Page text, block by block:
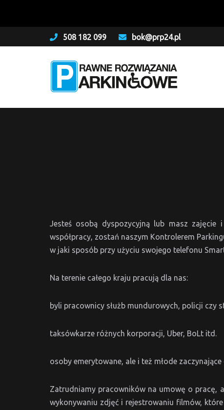
508 182 099 bok@prp24.pl
Jesteś osobą dyspozycyjną lub masz
współpracy, zostań naszym Kontrolerem
w jaki sposób przy użyciu swojego telefonu
Na terenie całego kraju pracują dla nas:
byli pracownicy służb mundurowych, policji czy
taksówkarze różnych korporacji, Uber, BoLt itd.
osoby emerytowane, ale i też młode
Zatrudniamy pracowników na umowę o pracę,
wykonywaniu zdjęć i rejestrowaniu filmów,